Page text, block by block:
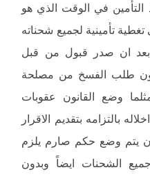
التأمين في الوقت الذي هو
تأمينية لجميع شحناته
بعد ان صدر قبول من قبل
طلب الفسخ من مصلحة
وضع القانون عقوبات
بالتزامه بتقديم الاقرار
يتم وضع حكم صارم يلزم
الشحنات ايضاً وبدون